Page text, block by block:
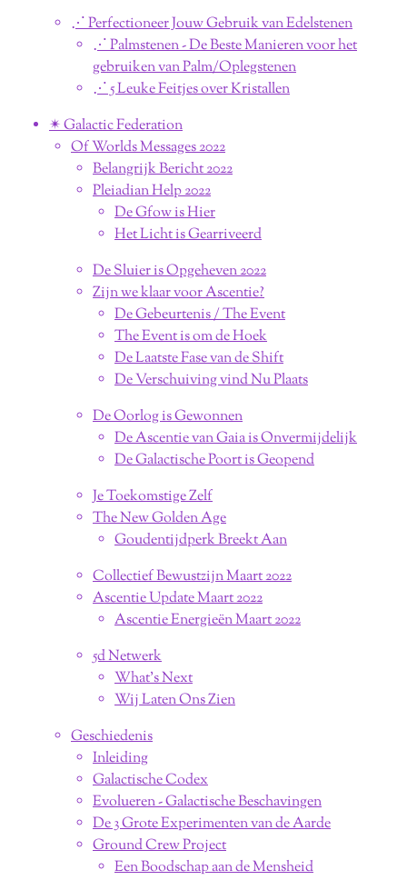
⋰ Perfectioneer Jouw Gebruik van Edelstenen
⋰ Palmstenen - De Beste Manieren voor het
gebruiken van Palm/Oplegstenen
⋰ 5 Leuke Feitjes over Kristallen
✴︎ Galactic Federation
Of Worlds Messages 2022
Belangrijk Bericht 2022
Pleiadian Help 2022
De Gfow is Hier
Het Licht is Gearriveerd
De Sluier is Opgeheven 2022
Zijn we klaar voor Ascentie?
De Gebeurtenis / The Event
The Event is om de Hoek
De Laatste Fase van de Shift
De Verschuiving vind Nu Plaats
De Oorlog is Gewonnen
De Ascentie van Gaia is Onvermijdelijk
De Galactische Poort is Geopend
Je Toekomstige Zelf
The New Golden Age
Goudentijdperk Breekt Aan
Collectief Bewustzijn Maart 2022
Ascentie Update Maart 2022
Ascentie Energieën Maart 2022
5d Netwerk
What's Next
Wij Laten Ons Zien
Geschiedenis
Inleiding
Galactische Codex
Evolueren - Galactische Beschavingen
De 3 Grote Experimenten van de Aarde
Ground Crew Project
Een Boodschap aan de Mensheid